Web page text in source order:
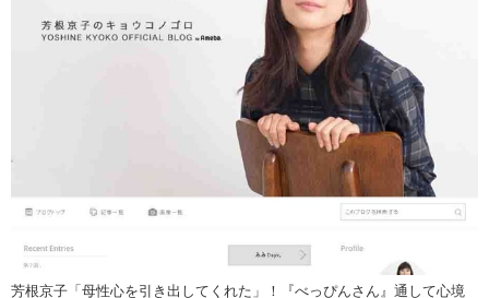
芳根京子「母性心を引き出してくれた」！『べっぴんさん』通して心境